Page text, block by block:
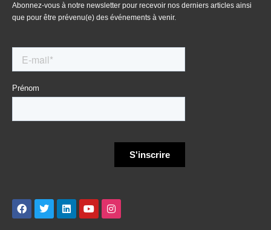
Abonnez-vous à notre newsletter pour recevoir nos derniers articles ainsi
que pour être prévenu(e) des événements à venir.